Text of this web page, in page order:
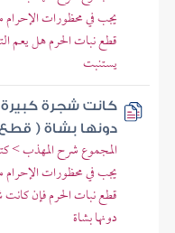
يجب في محظورات
قطع نبات الحرم هل يعم
يستنبت
كانت شجرة كبيرة
دونها بشاة ( قطع
المجموع شرح المهذب >
يجب في محظورات
قطع نبات الحرم فإن كانت
دونها بشاة